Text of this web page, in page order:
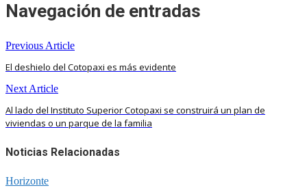
Navegación de entradas
Previous Article
El deshielo del Cotopaxi es más evidente
Next Article
Al lado del Instituto Superior Cotopaxi se construirá un plan de
viviendas o un parque de la familia
Noticias Relacionadas
Horizonte